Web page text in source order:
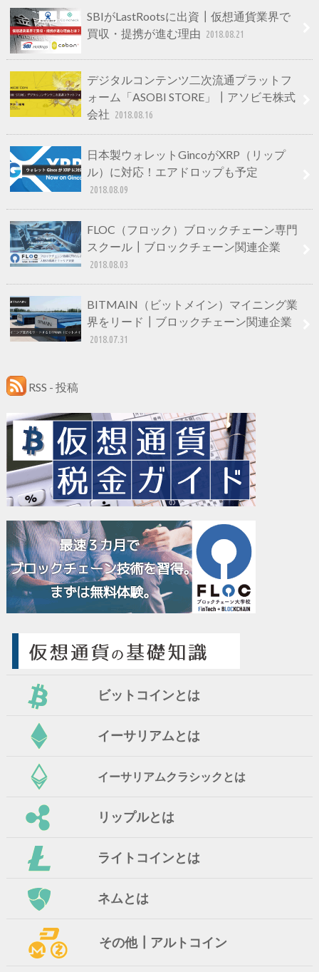
SBIがLastRootsに出資┃仮想通貨業界で
買収・提携が進む理由 2018.08.21
デジタルコンテンツ二次流通プラットフ
ォーム「ASOBI STORE」┃アソビモ株式
会社 2018.08.16
日本製ウォレットGincoがXRP（リップ
ル）に対応！エアドロップも予定
2018.08.09
FLOC（フロック）ブロックチェーン専門
スクール┃ブロックチェーン関連企業
2018.08.03
BITMAIN（ビットメイン）マイニング業
界をリード┃ブロックチェーン関連企業
2018.07.31
RSS - 投稿
ビットコインとは
イーサリアムとは
イーサリアムクラシックとは
リップルとは
ライトコインとは
ネムとは
その他┃アルトコイン